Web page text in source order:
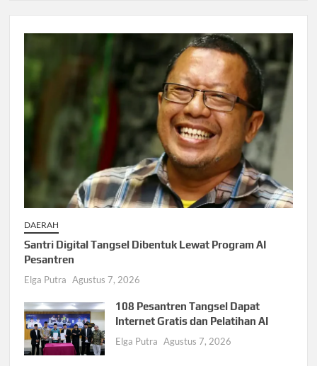
DAERAH
Santri Digital Tangsel Dibentuk Lewat Program AI
Pesantren
Elga Putra Agustus 7, 2026
108 Pesantren Tangsel Dapat
Internet Gratis dan Pelatihan AI
Elga Putra Agustus 7, 2026